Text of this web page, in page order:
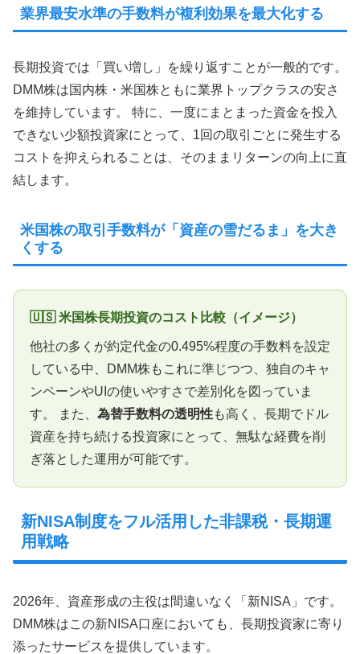
業界最安水準の手数料が複利効果を最大化する
長期投資では「買い増し」を繰り返すことが一般的です。
DMM株は国内株・米国株ともに業界トップクラスの安さ
を維持しています。 特に、一度にまとまった資金を投入
できない少額投資家にとって、1回の取引ごとに発生する
コストを抑えられることは、そのままリターンの向上に直
結します。
米国株の取引手数料が「資産の雪だるま」を大き
くする
🇺🇸 米国株長期投資のコスト比較（イメージ）
他社の多くが約定代金の0.495%程度の手数料を設定
している中、DMM株もこれに準じつつ、独自のキャ
ンペーンやUIの使いやすさで差別化を図っていま
す。 また、 為替手数料の透明性も高く、長期でドル
資産を持ち続ける投資家にとって、無駄な経費を削
ぎ落とした運用が可能です。
新NISA制度をフル活用した非課税・長期運
用戦略
2026年、資産形成の主役は間違いなく「新NISA」です。
DMM株はこの新NISA口座においても、長期投資家に寄り
添ったサービスを提供しています。